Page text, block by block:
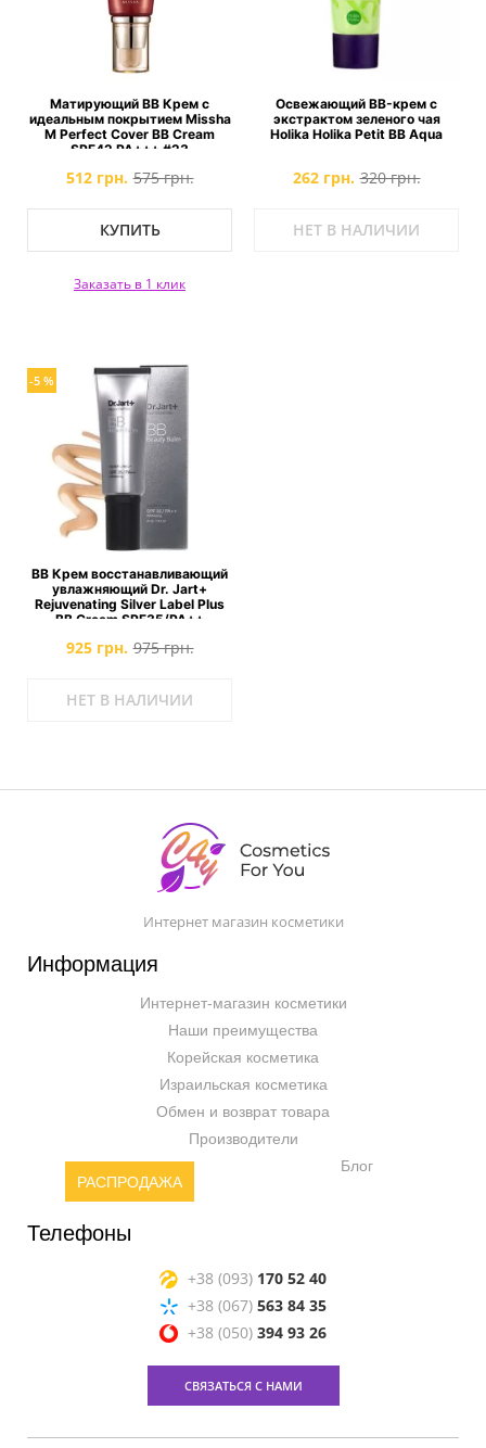
Матирующий ВВ Крем с
идеальным покрытием Missha
M Perfect Cover BB Cream
SPF42 PA+++ #23
512 грн. 575 грн.
КУПИТЬ
Заказать в 1 клик
Освежающий BB-крем с
экстрактом зеленого чая
Holika Holika Petit BB Aqua
262 грн. 320 грн.
НЕТ В НАЛИЧИИ
-5 %
ВВ Крем восстанавливающий
увлажняющий Dr. Jart+
Rejuvenating Silver Label Plus
BB Cream SPF35/PA++
925 грн. 975 грн.
НЕТ В НАЛИЧИИ
Интернет магазин косметики
Информация
Интернет-магазин косметики
Наши преимущества
Корейская косметика
Израильская косметика
Обмен и возврат товара
Производители
РАСПРОДАЖА
Блог
Телефоны
+38 (093) 170 52 40
+38 (067) 563 84 35
+38 (050) 394 93 26
СВЯЗАТЬСЯ С НАМИ